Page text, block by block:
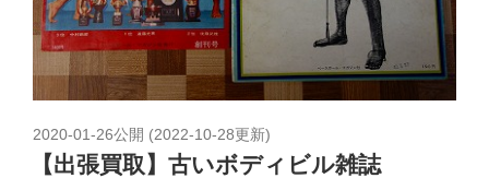
2020-01-26公開 (2022-10-28更新)
【出張買取】古いボディビル雑誌